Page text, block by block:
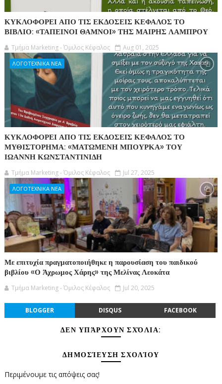
ΚΥΚΛΟΦΟΡΕΙ ΑΠΟ ΤΙΣ ΕΚΔΟΣΕΙΣ ΚΕΦΑΛΟΣ ΤΟ
ΒΙΒΛΙΟ: «ΤΑΠΕΙΝΟΙ ΘΑΜΝΟΙ» ΤΗΣ ΜΑΙΡΗΣ ΛΑΜΠΡΟΥ
Τμήμα Marketing - Όμιλος Κέφαλος Aug 01, 2025
ΛΟΓΟΤΕΧΝΙΚΑ ΝΕΑ
ΚΥΚΛΟΦΟΡΕΙ ΑΠΟ ΤΙΣ ΕΚΔΟΣΕΙΣ ΚΕΦΑΛΟΣ ΤΟ
ΜΥΘΙΣΤΟΡΗΜΑ: «ΜΑΤΩΜΕΝΗ ΜΠΟΥΡΚΑ» ΤΟΥ
ΙΩΑΝΝΗ ΚΩΝΣΤΑΝΤΙΝΙΔΗ
Τμήμα Marketing - Όμιλος Κέφαλος Jul 27, 2025
ΛΟΓΟΤΕΧΝΙΚΑ ΝΕΑ
Με επιτυχία πραγματοποιήθηκε η παρουσίαση του παιδικού
βιβλίου «Ο Άχρωμος Χάρης» της Μελίνας Λεοκάτα
Τμήμα Marketing - Όμιλος Κέφαλος Jul 20, 2025
BLOGGER DISQUS FACEBOOK
ΔΕΝ ΥΠΆΡΧΟΥΝ ΣΧΌΛΙΑ:
ΔΗΜΟΣΊΕΥΣΗ ΣΧΟΛΊΟΥ
Περιμένουμε τις απόψεις σας!